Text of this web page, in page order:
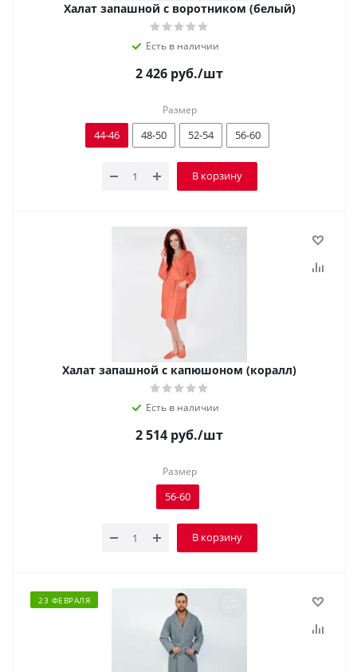
Халат запашной с воротником (белый)
Есть в наличии
2 426 руб./шт
Размер
44-46 48-50 52-54 56-60
В корзину
Халат запашной с капюшоном (коралл)
Есть в наличии
2 514 руб./шт
Размер
56-60
В корзину
23 ФЕВРАЛЯ